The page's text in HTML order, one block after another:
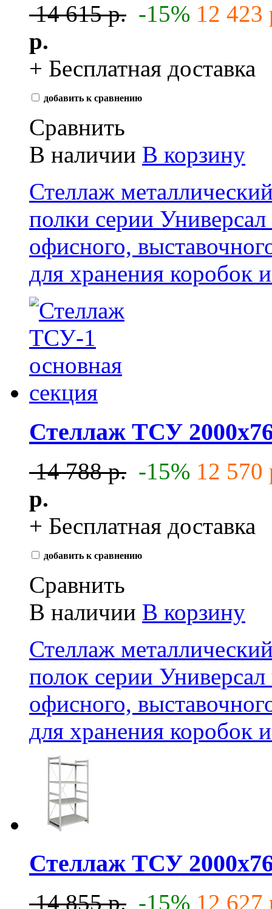
14 615 р. -15% 12 423
р.
+ Бесплатная доставка
добавить к сравнению
Сравнить
В наличии В корзину
Стеллаж
полки серии Универсал
офисного,
для хранения коробок
Стеллаж ТСУ
14 788 р. -15% 12 570
р.
+ Бесплатная доставка
добавить к сравнению
Сравнить
В наличии В корзину
Стеллаж
полок серии Универсал
офисного,
для хранения коробок
Стеллаж ТСУ
14 855 р. -15% 12 627